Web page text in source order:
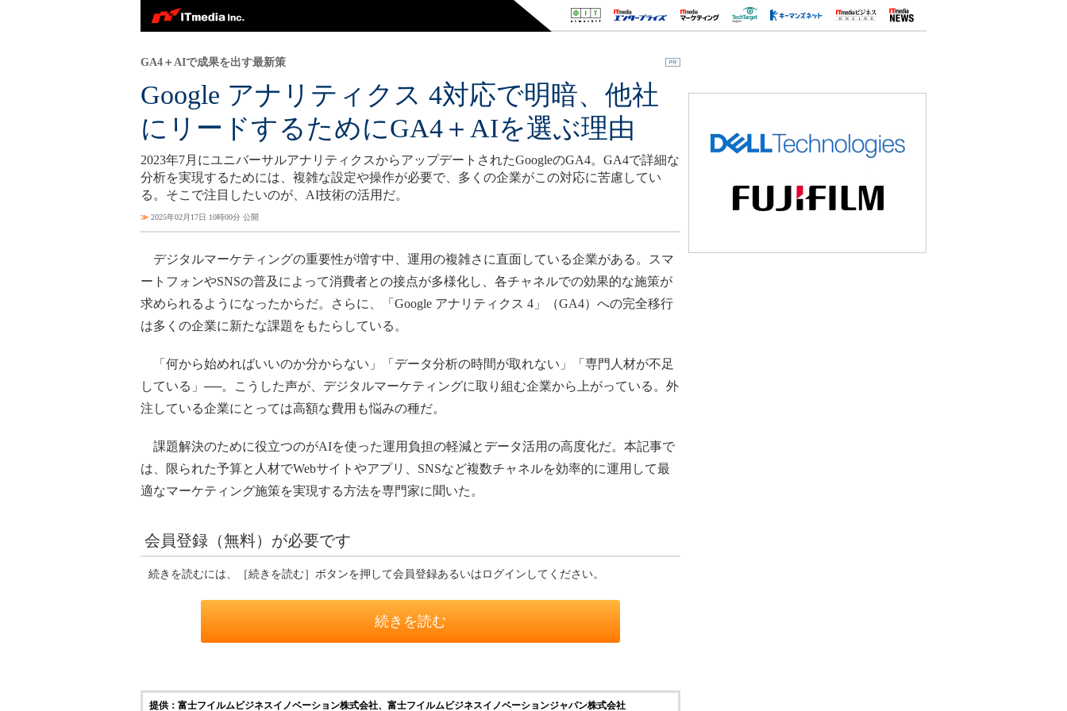
Google アナリティクス 4対応で明暗、他社
にリードするためにGA4＋AIを選ぶ理由
GA4＋AIで成果を出す最新策
2023年7月にユニバーサルアナリティクスからアップデートされたGoogleのGA4。GA4で詳細な
分析を実現するためには、複雑な設定や操作が必要で、多くの企業がこの対応に苦慮してい
る。そこで注目したいのが、AI技術の活用だ。
≫ 2025年02月17日 10時00分 公開
デジタルマーケティングの重要性が増す中、運用の複雑さに直面している企業がある。スマ
ートフォンやSNSの普及によって消費者との接点が多様化し、各チャネルでの効果的な施策が
求められるようになったからだ。さらに、「Google アナリティクス 4」（GA4）への完全移行
は多くの企業に新たな課題をもたらしている。
「何から始めればいいのか分からない」「データ分析の時間が取れない」「専門人材が不足
している」──。こうした声が、デジタルマーケティングに取り組む企業から上がっている。外
注している企業にとっては高額な費用も悩みの種だ。
課題解決のために役立つのがAIを使った運用負担の軽減とデータ活用の高度化だ。本記事で
は、限られた予算と人材でWebサイトやアプリ、SNSなど複数チャネルを効率的に運用して最
適なマーケティング施策を実現する方法を専門家に聞いた。
会員登録（無料）が必要です
続きを読むには、［続きを読む］ボタンを押して会員登録あるいはログインしてください。
続きを読む
提供：富士フイルムビジネスイノベーション株式会社、富士フイルムビジネスイノベーションジャパン株式会社